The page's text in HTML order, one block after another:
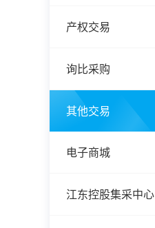
产权交易
询比采购
其他交易
电子商城
江东控股集采中心